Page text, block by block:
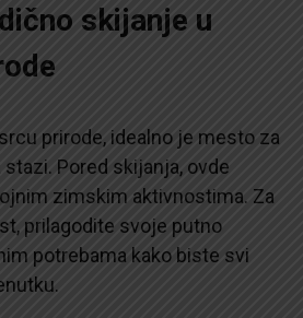
skijanje u
prirode, idealno je mesto za
Pored skijanja, ovde
zimskim aktivnostima. Za
prilagodite svoje putno
potrebama kako biste svi